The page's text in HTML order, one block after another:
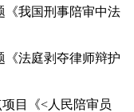
《我国刑事陪审中法
《法庭剥夺律师辩护
目《<人民陪审员